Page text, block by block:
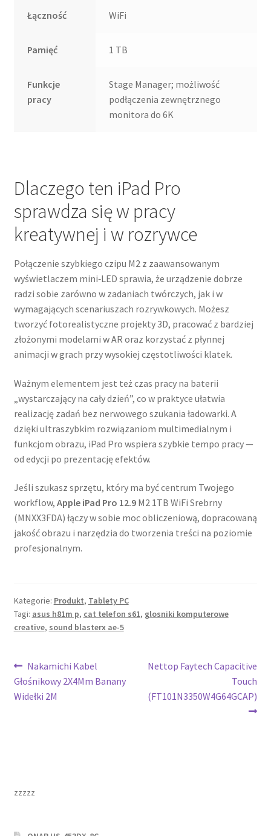
Łączność WiFi
Pamięć 1 TB
Funkcje
pracy
Stage Manager; możliwość
podłączenia zewnętrznego
monitora do 6K
Dlaczego ten iPad Pro
sprawdza się w pracy
kreatywnej i w rozrywce
Połączenie szybkiego czipu M2 z zaawansowanym
wyświetlaczem mini‑LED sprawia, że urządzenie dobrze
radzi sobie zarówno w zadaniach twórczych, jak i w
wymagających scenariuszach rozrywkowych. Możesz
tworzyć fotorealistyczne projekty 3D, pracować z bardziej
złożonymi modelami w AR oraz korzystać z płynnej
animacji w grach przy wysokiej częstotliwości klatek.
Ważnym elementem jest też czas pracy na baterii
„wystarczający na cały dzień”, co w praktyce ułatwia
realizację zadań bez nerwowego szukania ładowarki. A
dzięki ultraszybkim rozwiązaniom multimedialnym i
funkcjom obrazu, iPad Pro wspiera szybkie tempo pracy —
od edycji po prezentację efektów.
Jeśli szukasz sprzętu, który ma być centrum Twojego
workflow, Apple iPad Pro 12.9M2 1TB WiFi Srebrny
(MNXX3FDA) łączy w sobie moc obliczeniową, dopracowaną
jakość obrazu i narzędzia do tworzenia treści na poziomie
profesjonalnym.
Kategorie: Produkt, Tablety PC
Tagi: asus h81m p, cat telefon s61, glosniki komputerowe
creative, sound blasterx ae-5
Nawigacja
wpisu
Poprzedni
wpis:
Nakamichi Kabel
Głośnikowy 2X4Mm Banany
Widełki 2M
Następny
Nettop Faytech Capacitive
Touch
(FT101N3350W4G64GCAP)
zzzzz